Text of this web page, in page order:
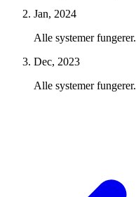
Jan, 2024
Alle systemer fungerer.
Dec, 2023
Alle systemer fungerer.